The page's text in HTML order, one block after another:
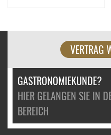
VERTRAG
GASTRONOMIEKUNDE?
HIER GELANGEN SIE IN
BEREICH